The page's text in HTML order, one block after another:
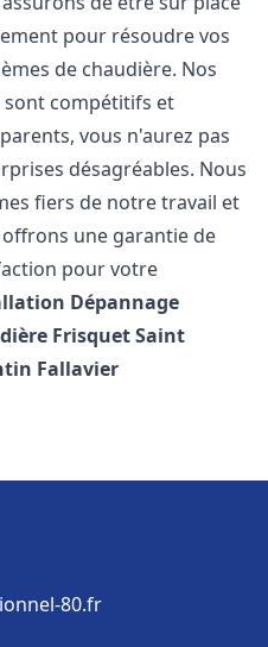
pour résoudre vos
de chaudière. Nos
compétitifs et
vous n'aurez pas
désagréables. Nous
fiers de notre travail et
une garantie de
pour votre
Dépannage
FrisquetSaint
Fallavier
80.fr